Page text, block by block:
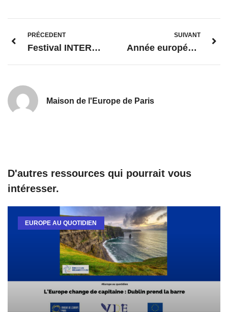
PRÉCEDENT
Festival INTERGENERATIONS pour une Europe démocratique
SUIVANT
Année européenne des compétences : bilan et perspectives
Maison de l'Europe de Paris
D'autres ressources qui pourrait vous
intéresser.
EUROPE AU QUOTIDIEN